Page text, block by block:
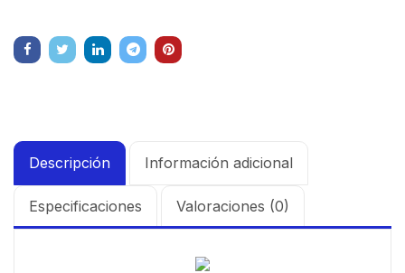
Descripción Información adicional
Especificaciones Valoraciones (0)